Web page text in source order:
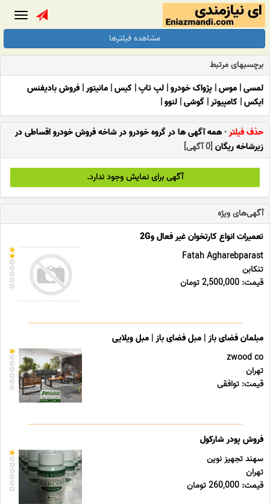
مشاهده فیلترها
برچسبهای مرتبط
لمسی| موس| پژواک خودرو| لپ تاپ| کیس| مانیتور| فروش بادیفنس
ایکس| کامپیوتر| گوشی| لنوو|
حذف فیلتر-همه آگهی ها در گروه خودرو در شاخه فروش خودرو اقساطی در
زیرشاخه ریگان [0 آگهی]
آگهی برای نمایش وجود ندارد.
آگهی‌های ویژه
تعمیرات انواع کارتخوان غیر فعال و2G
Fatah Agharebparast
تنکابن
قیمت: 2,500,000 تومان
مبلمان فضای باز | مبل فضای باز | مبل ویلایی
zwood co
تهران
قیمت: توافقی
فروش پودر شارکول
سهند تجهیز نوین
تهران
قیمت: 260,000 تومان